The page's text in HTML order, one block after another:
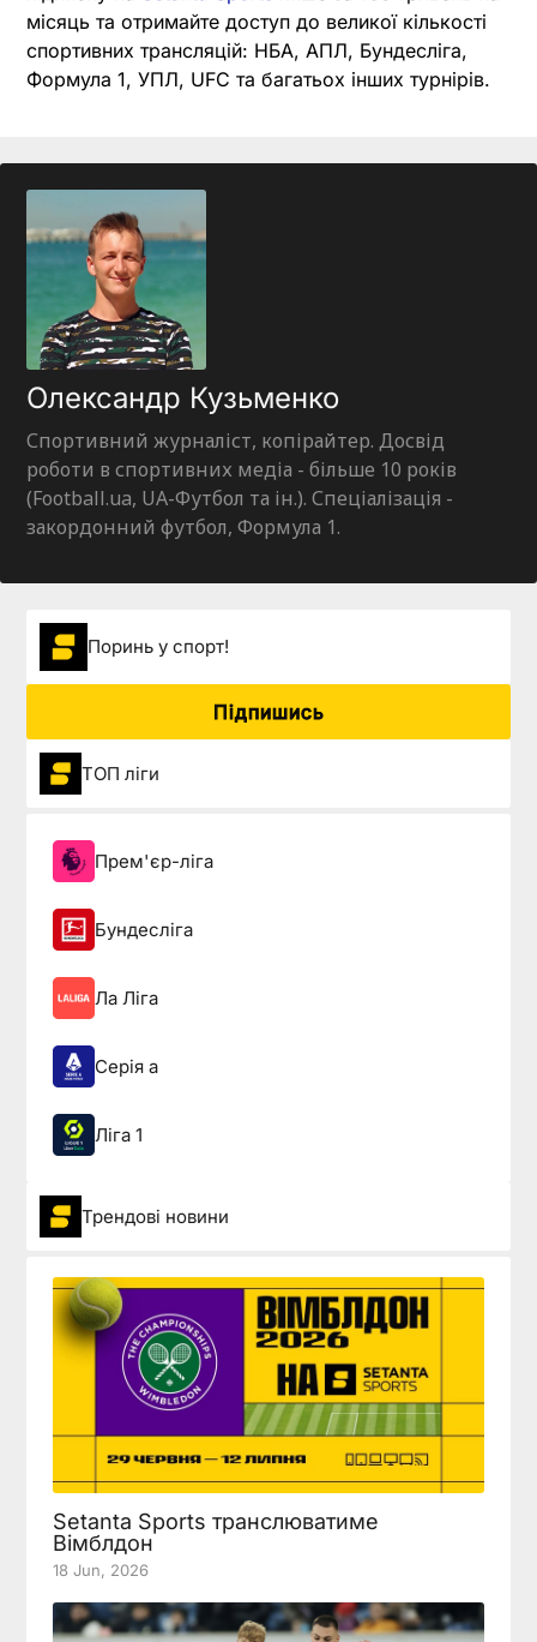
місяць та отримайте доступ до великої кількості
спортивних трансляцій: НБА, АПЛ, Бундесліга,
Формула 1, УПЛ, UFC та багатьох інших турнірів.
Олександр Кузьменко
Спортивний журналіст, копірайтер. Досвід
роботи в спортивних медіа - більше 10 років
(Football.ua, UA-Футбол та ін.). Спеціалізація -
закордонний футбол, Формула 1.
Поринь у спорт!
Підпишись
ТОП ліги
Прем'єр-ліга
Бундесліга
Ла Ліга
Серія а
Ліга 1
Трендові новини
Setanta Sports транслюватиме
Вімблдон
18 Jun, 2026